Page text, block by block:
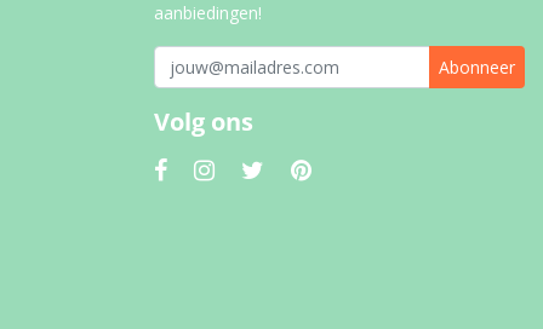
aanbiedingen!
Abonneer
Volg ons